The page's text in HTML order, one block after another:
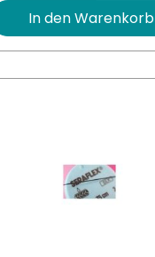
In den Warenkorb